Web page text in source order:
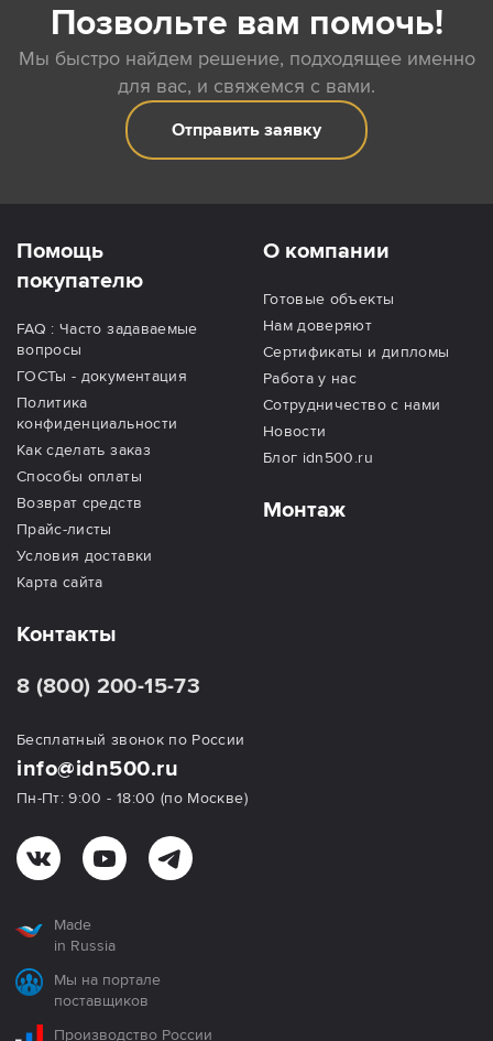
Позвольте вам помочь!
Мы быстро найдем решение, подходящее именно
для вас, и свяжемся с вами.
Отправить заявку
Помощь
покупателю
FAQ : Часто задаваемые
вопросы
ГОСТы - документация
Политика
конфиденциальности
Как сделать заказ
Способы оплаты
Возврат средств
Прайс-листы
Условия доставки
Карта сайта
О компании
Готовые объекты
Нам доверяют
Сертификаты и дипломы
Работа у нас
Сотрудничество с нами
Новости
Блог idn500.ru
Монтаж
Контакты
8 (800) 200-15-73
Бесплатный звонок по России
info@idn500.ru
Пн-Пт: 9:00 - 18:00 (по Москве)
Made
in Russia
Мы на портале
поставщиков
Производство России